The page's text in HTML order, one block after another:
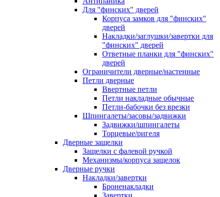
Для "финских" дверей
Корпуса замков для "финских"
дверей
Накладки/заглушки/завертки для
"финских" дверей
Ответные планки для "финских"
дверей
Ограничители дверные/настенные
Петли дверные
Ввертные петли
Петли накладные обычные
Петли-бабочки без врезки
Шпингалеты/засовы/задвижки
Задвижки/шпингалеты
Торцевые/ригеля
Дверные защелки
Защелки с фалевой ручкой
Механизмы/корпуса защелок
Дверные ручки
Накладки/завертки
Броненакладки